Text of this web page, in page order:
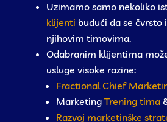
Uzimamo samo nekoliko
klijenti budući da se
njihovim timovima.
Odabranim klijentima
usluge visoke razine:
Fractional Chief
Marketing Trening tima
Razvoj marketinške